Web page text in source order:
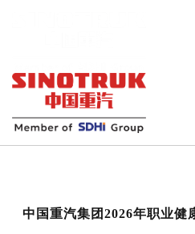
中国重汽集团2026年职业健